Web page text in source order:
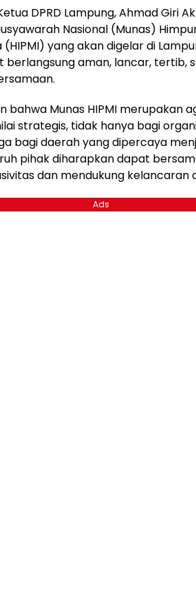
DPRD Lampung, Ahmad Giri
Nasional (Munas)
yang akan digelar di
berlangsung aman, lancar, tertib,
bahwa Munas HIPMI merupakan
strategis, tidak hanya bagi
bagi daerah yang dipercaya
pihak diharapkan dapat
dan mendukung kelancaran
Ads